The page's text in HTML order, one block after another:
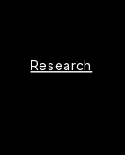
Research